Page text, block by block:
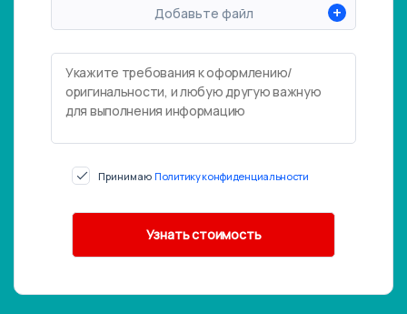
Добавьте файл +
Принимаю Политику конфиденциальности